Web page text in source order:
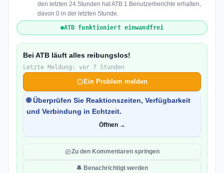
den letzten 24 Stunden hat ATB 1 Benutzerberichte erhalten,
davon 0 in der letzten Stunde.
ATB funktioniert einwandfrei
Bei ATB läuft alles reibungslos!
Letzte Meldung: vor 7 Stunden
Ein Problem melden
🌐 Überprüfen Sie Reaktionszeiten, Verfügbarkeit
und Verbindung in Echtzeit.
Öffnen →
Zu den Kommentaren springen
🔔 Benachrichtigt werden